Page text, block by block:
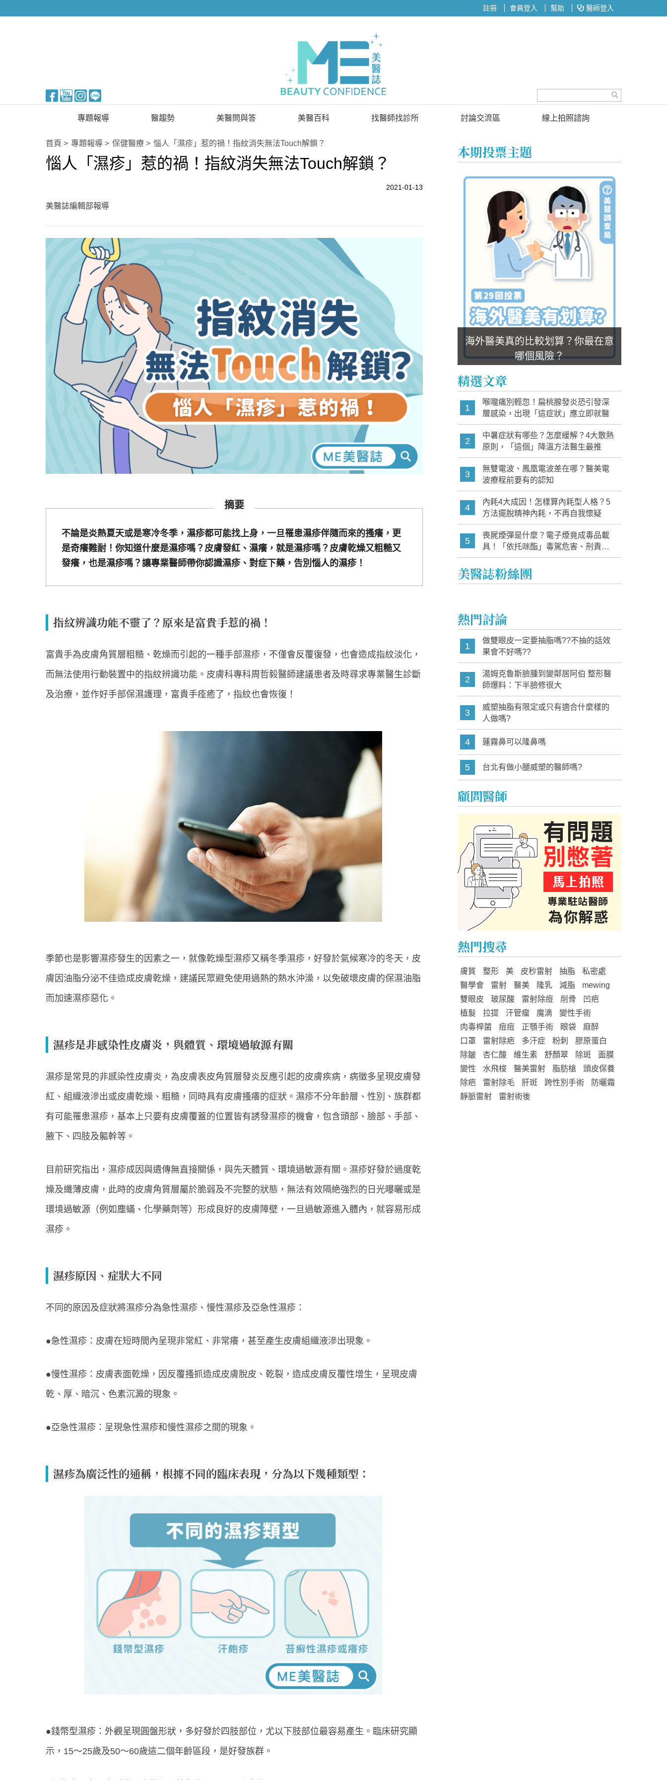
註冊 會員登入 幫助 醫師登入
專題報導
新知快訊
醫美整形
生活知識
心理健康
駐站專家
名醫問診室
醫趨勢
美醫FUN知識
國際新知
美醫問與答
已解決問題
待解決問題
美醫百科 找醫師找診所
找診所
討論交流區
投票區
線上拍照諮詢
首頁 專題報導 保健醫療 惱人「濕疹」惹的禍！指紋消失無法Touch解鎖？
惱人「濕疹」惹的禍！指紋消失無法Touch解鎖？
2021-01-13
美醫誌編輯部報導
摘要
不論是炎熱夏天或是寒冷冬季，濕疹都可能找上身，一旦罹患濕疹伴隨而來的搔癢，更
是奇癢難耐！你知道什麼是濕疹嗎？皮膚發紅、濕癢，就是濕疹嗎？皮膚乾燥又粗糙又
發癢，也是濕疹嗎？讓專業醫師帶你認識濕疹、對症下藥，告別惱人的濕疹！
指紋辨識功能不靈了？原來是富貴手惹的禍！
富貴手為皮膚角質層粗糙、乾燥而引起的一種手部濕疹，不僅會反覆復發，也會造成指紋淡化，
而無法使用行動裝置中的指紋辨識功能。皮膚科專科周哲毅醫師建議患者及時尋求專業醫生診斷
及治療，並作好手部保濕護理，富貴手痊癒了，指紋也會恢復！
季節也是影響濕疹發生的因素之一，就像乾燥型濕疹又稱冬季濕疹，好發於氣候寒冷的冬天，皮
膚因油脂分泌不佳造成皮膚乾燥，建議民眾避免使用過熱的熱水沖澡，以免破壞皮膚的保濕油脂
而加速濕疹惡化。
濕疹是非感染性皮膚炎，與體質、環境過敏源有關
濕疹是常見的非感染性皮膚炎，為皮膚表皮角質層發炎反應引起的皮膚疾病，病徵多呈現皮膚發
紅、組織液滲出或皮膚乾燥、粗糙，同時具有皮膚搔癢的症狀。濕疹不分年齡層、性別、族群都
有可能罹患濕疹，基本上只要有皮膚覆蓋的位置皆有誘發濕疹的機會，包含頭部、臉部、手部、
腋下、四肢及軀幹等。
目前研究指出，濕疹成因與遺傳無直接關係，與先天體質、環境過敏源有關。濕疹好發於過度乾
燥及纖薄皮膚，此時的皮膚角質層屬於脆弱及不完整的狀態，無法有效隔絶強烈的日光曝曬或是
環境過敏源（例如塵蟎、化學藥劑等）形成良好的皮膚障壁，一旦過敏源進入體內，就容易形成
濕疹。
濕疹原因、症狀大不同
不同的原因及症狀將濕疹分為急性濕疹、慢性濕疹及亞急性濕疹：
●急性濕疹：皮膚在短時間內呈現非常紅、非常癢，甚至產生皮膚組織液滲出現象。
●慢性濕疹：皮膚表面乾燥，因反覆搔抓造成皮膚脫皮、乾裂，造成皮膚反覆性增生，呈現皮膚
乾、厚、暗沉、色素沉澱的現象。
●亞急性濕疹：呈現急性濕疹和慢性濕疹之間的現象。
濕疹為廣泛性的通稱，根據不同的臨床表現，分為以下幾種類型：
●錢幣型濕疹：外觀呈現圓盤形狀，多好發於四肢部位，尤以下肢部位最容易產生。臨床研究顯
示，15～25歲及50～60歲這二個年齡區段，是好發族群。
本期投票主題
海外醫美真的比較划算？你最在意
哪個風險？
精選文章
1
喉嚨痛別輕忽！扁桃腺發炎恐引發深
層感染，出現「這症狀」應立即就醫
2
中暑症狀有哪些？怎麼緩解？4大散熱
原則，「這個」降溫方法醫生最推
3
無雙電波、鳳凰電波差在哪？醫美電
波療程前要有的認知
4
內耗4大成因！怎樣算內耗型人格？5
方法擺脫精神內耗，不再自我懷疑
5
喪屍煙彈是什麼？電子煙竟成毒品載
具！「依托咪酯」毒駕危害、刑責與
家長必知警訊
美醫誌粉絲團
熱門討論
1
做雙眼皮一定要抽脂嗎??不抽的話效
果會不好嗎??
2
湯姆克魯斯臉腫到變鄰居阿伯 整形醫
師爆料：下半臉修很大
3
威塑抽脂有限定或只有適合什麼樣的
人做嗎?
4 蓮霧鼻可以隆鼻嗎
5 台北有做小腿威塑的醫師嗎?
顧問醫師
熱門搜尋
膚質 整形 美 皮秒雷射 抽脂
私密處
醫學會
雷射 醫美 隆乳 減脂
mewing
雙眼皮
玻尿酸 雷射除痘 削骨
凹疤
植髮
拉提 汗管瘤 魔滴
變性手術
肉毒桿菌
痘痘 正顎手術 眼袋
麻醉
口罩
雷射除疤 多汗症 粉刺
膠原蛋白
除皺
杏仁酸 維生素 舒顏翠 除斑
面膜
變性
水飛梭 醫美雷射 脂肪槍
頭皮保養
除疤
雷射除毛 肝斑 跨性別手術
防曬霜
靜脈雷射
雷射術後